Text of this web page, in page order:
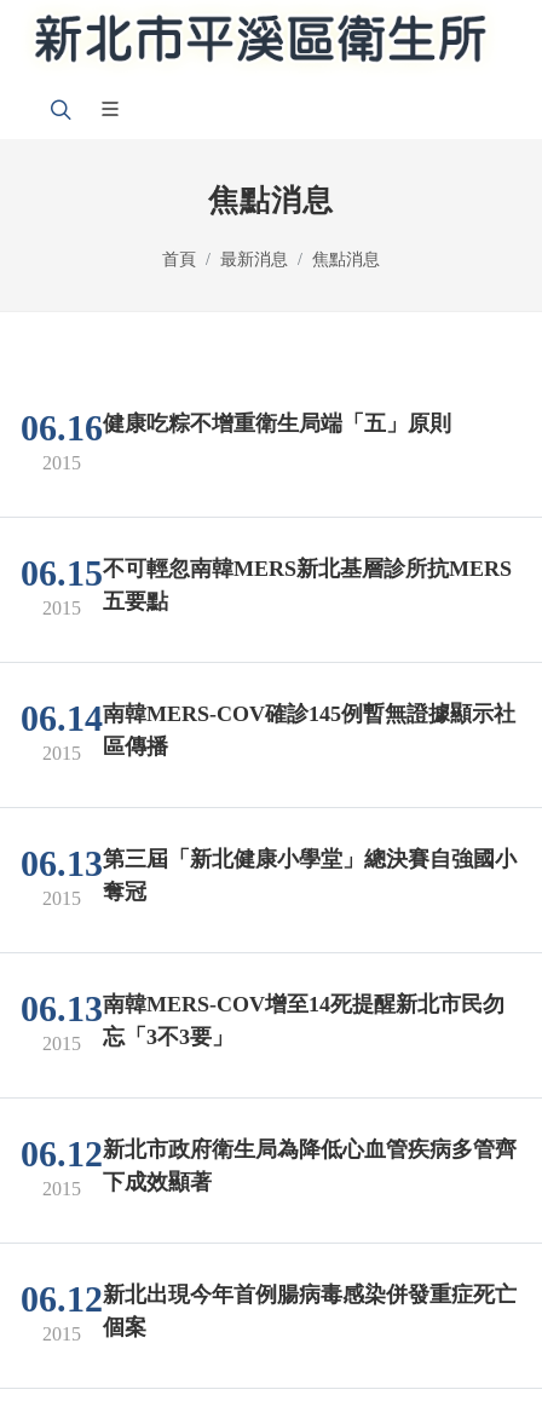
焦點消息
首頁 最新消息 焦點消息
06.16
2015
健康吃粽不增重衛生局端「五」原則
06.15
2015
不可輕忽南韓MERS新北基層診所抗MERS
五要點
06.14
2015
南韓MERS-COV確診145例暫無證據顯示社
區傳播
06.13
2015
第三屆「新北健康小學堂」總決賽自強國小
奪冠
06.13
2015
南韓MERS-COV增至14死提醒新北市民勿
忘「3不3要」
06.12
2015
新北市政府衛生局為降低心血管疾病多管齊
下成效顯著
06.12
2015
新北出現今年首例腸病毒感染併發重症死亡
個案